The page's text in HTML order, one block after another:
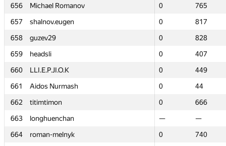
656
Michael Romanov 0
765
657
shalnov.eugen 0
817
658
guzev29 0
828
659
headsli 0
407
660
LLI.E.P.JI.O.K 0
449
661
Aidos Nurmash 0
44
662
titimtimon 0
666
663
longhuenchan —
—
664
roman-melnyk 0
740
656
Michael Romanov 0
765
657
shalnov.eugen 0
817
658
guzev29 0
828
659
headsli 0
407
660
LLI.E.P.JI.O.K 0
449
661
Aidos Nurmash 0
44
662
titimtimon 0
666
663
longhuenchan —
—
664
roman-melnyk 0
740